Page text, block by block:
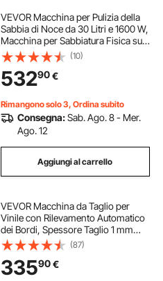
VEVOR Macchina per Pulizia della
Sabbia di Noce da 30 Litri e 1600 W,
Macchina per Sabbiatura Fisica su
Carrello per la Pulizia del Collettore
di Aspirazione, Sabbiatrici di Noce
con 23 Adattatori
(10)
53290€
Rimangono solo 3, Ordina subito
Consegna:Sab. Ago. 8 - Mer.
Ago. 12
Aggiungi al carrello
VEVOR Macchina da Taglio per
Vinile con Rilevamento Automatico
dei Bordi, Spessore Taglio 1 mm
Larghezza max. 720mm, Taglierina
per Vinile con 2 Tipi di Lame per
Creazione Fai da te
(87)
33590€